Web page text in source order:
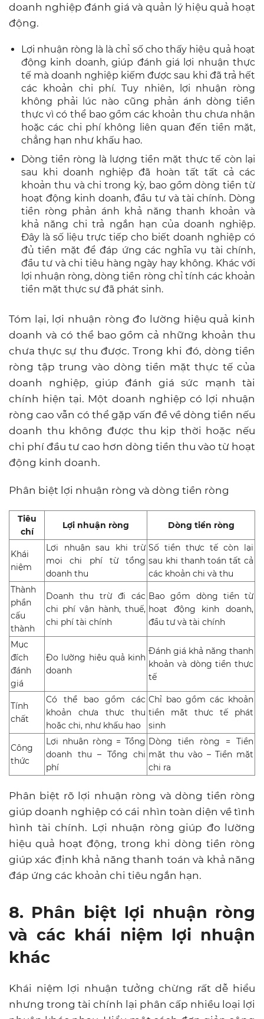
doanh nghiệp đánh giá và quản lý hiệu quả hoạt
động.
Lợi nhuận ròng là là chỉ số cho thấy hiệu quả hoạt
động kinh doanh, giúp đánh giá lợi nhuận thực
tế mà doanh nghiệp kiếm được sau khi đã trả hết
các khoản chi phí. Tuy nhiên, lợi nhuận ròng
không phải lúc nào cũng phản ánh dòng tiền
thực vì có thể bao gồm các khoản thu chưa nhận
hoặc các chi phí không liên quan đến tiền mặt,
chẳng hạn như khấu hao.
Dòng tiền ròng là lượng tiền mặt thực tế còn lại
sau khi doanh nghiệp đã hoàn tất tất cả các
khoản thu và chi trong kỳ, bao gồm dòng tiền từ
hoạt động kinh doanh, đầu tư và tài chính. Dòng
tiền ròng phản ánh khả năng thanh khoản và
khả năng chi trả ngắn hạn của doanh nghiệp.
Đây là số liệu trực tiếp cho biết doanh nghiệp có
đủ tiền mặt để đáp ứng các nghĩa vụ tài chính,
đầu tư và chi tiêu hàng ngày hay không. Khác với
lợi nhuận ròng, dòng tiền ròng chỉ tính các khoản
tiền mặt thực sự đã phát sinh.
Tóm lại, lợi nhuận ròng đo lường hiệu quả kinh
doanh và có thể bao gồm cả những khoản thu
chưa thực sự thu được. Trong khi đó, dòng tiền
ròng tập trung vào dòng tiền mặt thực tế của
doanh nghiệp, giúp đánh giá sức mạnh tài
chính hiện tại. Một doanh nghiệp có lợi nhuận
ròng cao vẫn có thể gặp vấn đề về dòng tiền nếu
doanh thu không được thu kịp thời hoặc nếu
chi phí đầu tư cao hơn dòng tiền thu vào từ hoạt
động kinh doanh.
Phân biệt lợi nhuận ròng và dòng tiền ròng
Tiêu
chí
Lợi nhuận ròng Dòng tiền ròng
Khái
niệm
Lợi nhuận sau khi trừ
mọi chi phí từ tổng
doanh thu
Số tiền thực tế còn lại
sau khi thanh toán tất cả
các khoản chi và thu
Thành
phần
cấu
thành
Doanh thu trừ đi các
chi phí vận hành, thuế,
chi phí tài chính
Bao gồm dòng tiền từ
hoạt động kinh doanh,
đầu tư và tài chính
Mục
đích
đánh
giá
Đo lường hiệu quả kinh
doanh
Đánh giá khả năng thanh
khoản và dòng tiền thực
tế
Tính
chất
Có thể bao gồm các
khoản chưa thực thu
hoặc chi, như khấu hao
Chỉ bao gồm các khoản
tiền mặt thực tế phát
sinh
Công
thức
Lợi nhuận ròng = Tổng
doanh thu – Tổng chi
phí
Dòng tiền ròng = Tiền
mặt thu vào – Tiền mặt
chi ra
Phân biệt rõ lợi nhuận ròng và dòng tiền ròng
giúp doanh nghiệp có cái nhìn toàn diện về tình
hình tài chính. Lợi nhuận ròng giúp đo lường
hiệu quả hoạt động, trong khi dòng tiền ròng
giúp xác định khả năng thanh toán và khả năng
đáp ứng các khoản chi tiêu ngắn hạn.
8. Phân biệt lợi nhuận ròng
và các khái niệm lợi nhuận
khác
Khái niệm lợi nhuận tưởng chừng rất dễ hiểu
nhưng trong tài chính lại phân cấp nhiều loại lợi